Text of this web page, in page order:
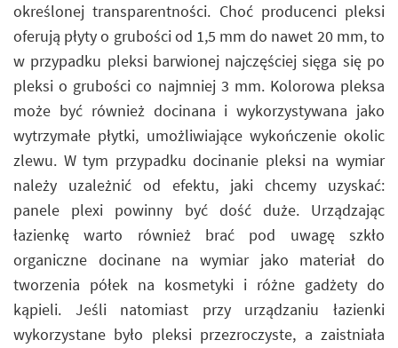
określonej transparentności. Choć producenci pleksi
oferują płyty o grubości od 1,5 mm do nawet 20 mm, to
w przypadku pleksi barwionej najczęściej sięga się po
pleksi o grubości co najmniej 3 mm. Kolorowa pleksa
może być również docinana i wykorzystywana jako
wytrzymałe płytki, umożliwiające wykończenie okolic
zlewu. W tym przypadku docinanie pleksi na wymiar
należy uzależnić od efektu, jaki chcemy uzyskać:
panele plexi powinny być dość duże. Urządzając
łazienkę warto również brać pod uwagę szkło
organiczne docinane na wymiar jako materiał do
tworzenia półek na kosmetyki i różne gadżety do
kąpieli. Jeśli natomiast przy urządzaniu łazienki
wykorzystane było pleksi przezroczyste, a zaistniała